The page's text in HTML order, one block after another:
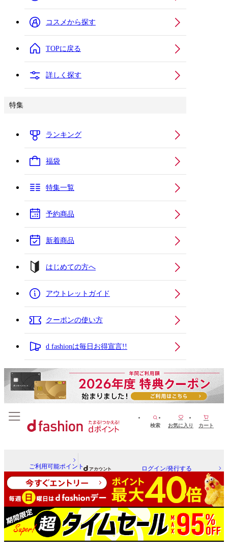
コスメから探す
TOPに戻る
詳しく探す
特集
ランキング
福袋
特集一覧
予約商品
新着商品
はじめての方へ
アウトレットガイド
クーポンの使い方
d fashionは毎日お得宣言!!
検索 お気に入り カート
ご利用可能ポイント ログイン/発行する